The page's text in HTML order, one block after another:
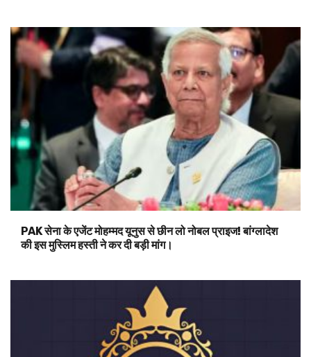
PAK सेना के एजेंट मोहम्मद यूनुस से छीन लो नोबल प्राइज! बांग्लादेश
की इस मुस्लिम हस्ती ने कर दी बड़ी मांग।